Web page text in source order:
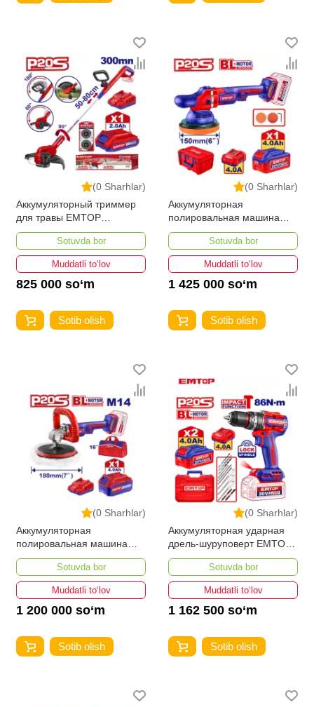
(0 Sharhlar)
Аккумуляторный триммер
для травы EMTOP
ELGT203285
Sotuvda bor
Muddatli to‘lov
825 000 so‘m
Sotib olish
(0 Sharhlar)
Аккумуляторная
полировальная машина
EMTOP ELAP20158
Sotuvda bor
Muddatli to‘lov
1 425 000 so‘m
Sotib olish
(0 Sharhlar)
Аккумуляторная
полировальная машина
EMTOP ELAP20188
Sotuvda bor
Muddatli to‘lov
1 200 000 so‘m
Sotib olish
(0 Sharhlar)
Аккумуляторная ударная
дрель-шуруповерт EMTOP
ECIDL208682
Sotuvda bor
Muddatli to‘lov
1 162 500 so‘m
Sotib olish